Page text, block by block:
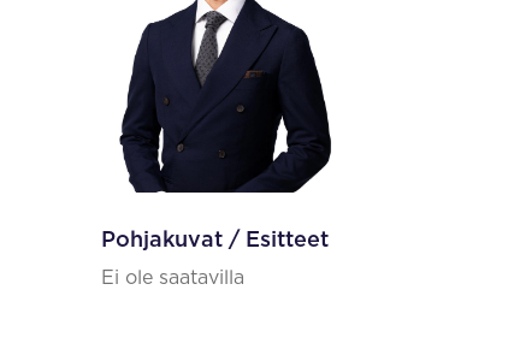
Pohjakuvat / Esitteet
Ei ole saatavilla